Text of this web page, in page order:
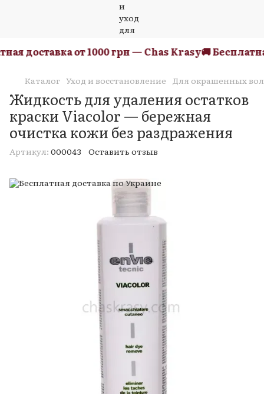
доставка от 1000 грн — Chas Krasy🚚
Каталог Уход и восстановление Для окрашенных
Жидкость для удаления остатков
краски Viacolor — бережная
очистка кожи без раздражения
Артикул: 000043 Оставить отзыв